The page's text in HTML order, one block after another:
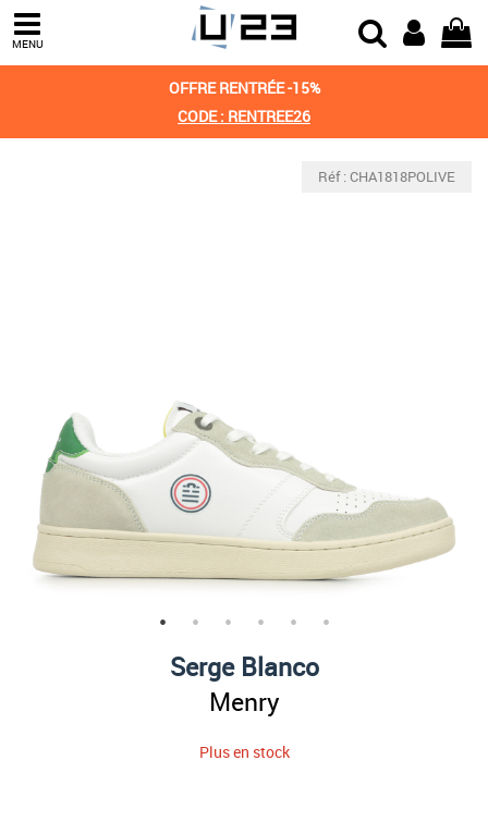
MENU
OFFRE RENTRÉE -15%
CODE : RENTREE26
Réf : CHA1818POLIVE
Serge Blanco
Menry
Plus en stock